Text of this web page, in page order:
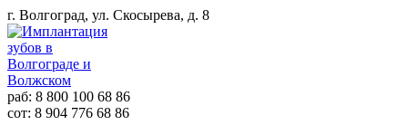
г. Волгоград, ул. Скосырева, д. 8
раб: 8 800 100 68 86
сот: 8 904 776 68 86